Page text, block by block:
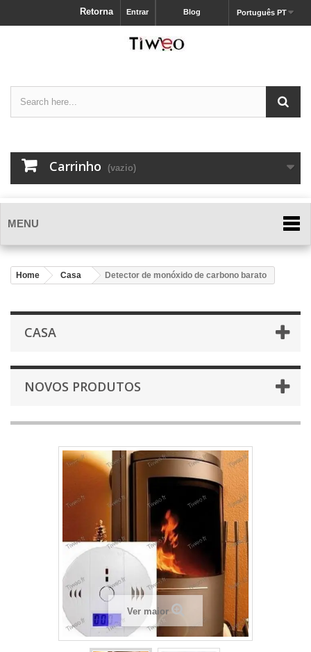
Português PT
Blog
Entrar
Retorna
Carrinho (vazio)
MENU
Home Casa Detector de monóxido de carbono barato
CASA
NOVOS PRODUTOS
Ver maior